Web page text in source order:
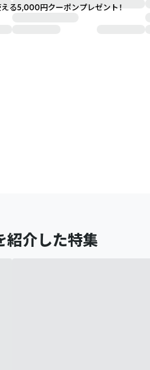
紹介した特集
る5,000円クーポンプレゼント！